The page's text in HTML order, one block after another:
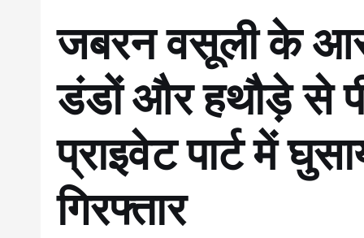
जबरन वसूली के
डंडों और हथौड़े से
प्राइवेट पार्ट में
गिरफ्तार